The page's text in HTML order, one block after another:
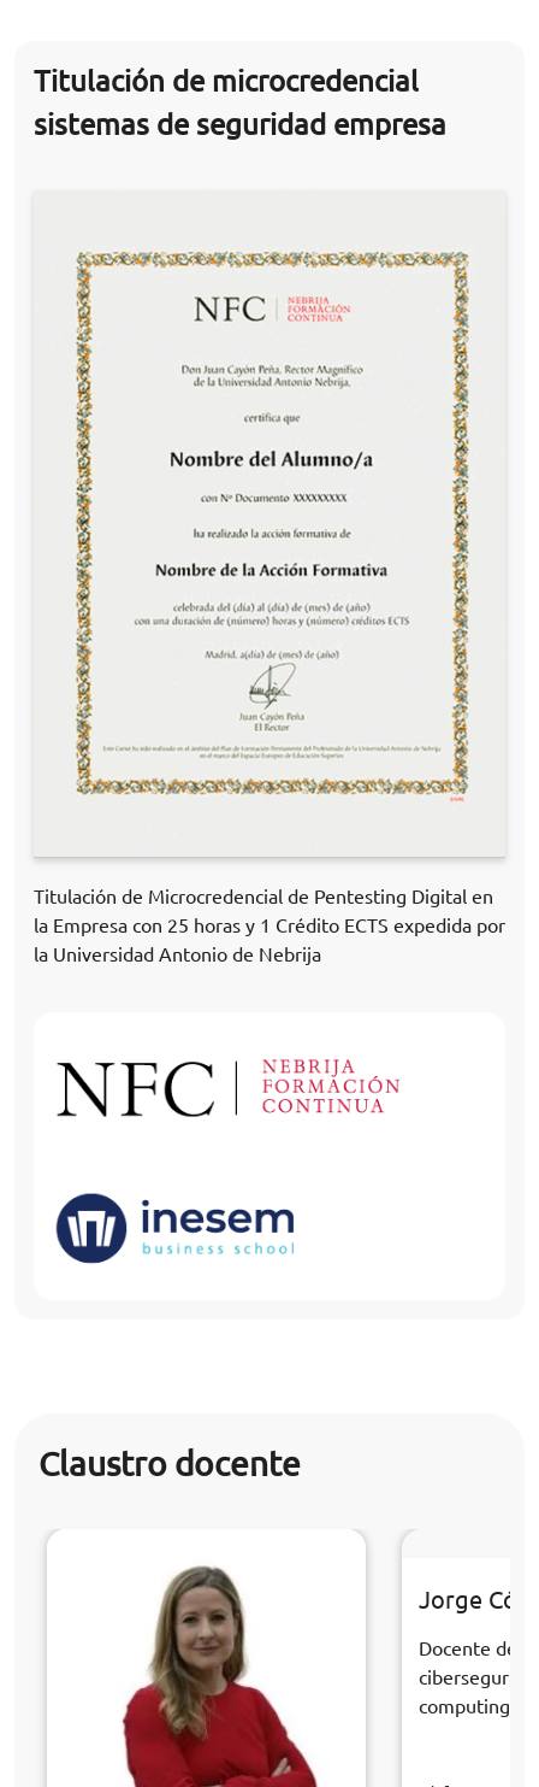
Titulación de microcredencial
sistemas de seguridad empresa
Titulación de Microcredencial de Pentesting Digital en
la Empresa con 25 horas y 1 Crédito ECTS expedida por
la Universidad Antonio de Nebrija
Claustro docente
Jorge
Docente de
computing